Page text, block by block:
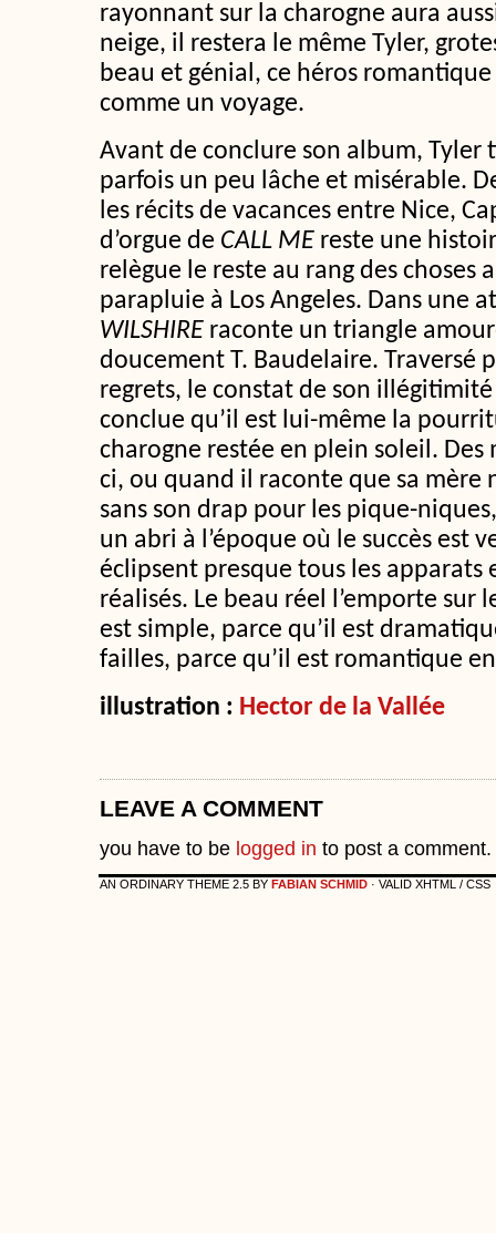
rayonnant sur la charogne aura
neige, il restera le même Tyler,
beau et génial, ce héros
comme un voyage.
Avant de conclure son album, Tyler
parfois un peu lâche et misérable.
les récits de vacances entre Nice,
d’orgue de CALL ME reste une
relègue le reste au rang des choses
parapluie à Los Angeles. Dans une
WILSHIRE raconte un triangle
doucement T. Baudelaire. Traversé
regrets, le constat de son
conclue qu’il est lui-même la
charogne restée en plein soleil.
ci, ou quand il raconte que sa mère
sans son drap pour les pique-
un abri à l’époque où le succès est
éclipsent presque tous les apparats
réalisés. Le beau réel l’emporte sur
est simple, parce qu’il est
failles, parce qu’il est romantique
illustration : Hector de la Vallée
LEAVE A COMMENT
you have to be logged in to post a comment.
AN ORDINARY THEME 2.5 BY FABIAN SCHMID · VALID XHTML / CSS